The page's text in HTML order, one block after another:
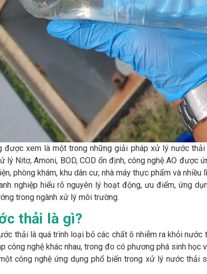
được xem là một trong những giải pháp xử lý nước
lý Nitơ, Amoni, BOD, COD ổn định, công nghệ AO được
phòng khám, khu dân cư, nhà máy thực phẩm và nhiều
nghiệp hiểu rõ nguyên lý hoạt động, ưu điểm, ứng
trong ngành xử lý môi trường.
thải là gì?
thải là quá trình loại bỏ các chất ô nhiễm ra khỏi nước
công nghệ khác nhau, trong đo có phương phá sinh học
công nghệ ứng dụng phổ biến trong xử lý nước thải